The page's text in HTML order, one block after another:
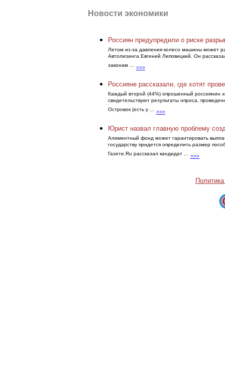
Новости экономики
Россиян предупредили о риске
Летом из-за давления колесо машины может
Автолизинга Евгений Липовицкий. Он
законам ... >>>
Россияне рассказали, где хотят
Каждый второй (44%) опрошенный россиянин
свидетельствуют результаты опроса,
Островок (есть у ... >>>
Юрист назвал главную проблему
Алиментный фонд может гарантировать
государству придется определить размер
Газете.Ru рассказал кандидат ... >>>